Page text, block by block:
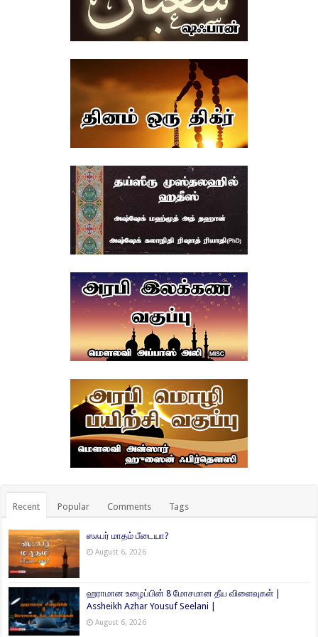
Recent Popular Comments Tags
ஸஃபர் மாதம் பீடையா?
August 6, 2026
ஹராமான உழைப்பின் 8 மோசமான தீய விளைவுகள் |
Assheikh Azhar Yousuf Seelani |
August 6, 2026